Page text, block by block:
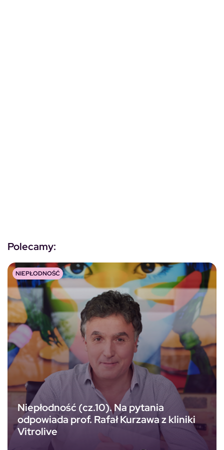
Polecamy:
Niepłodność (cz.10). Na pytania
odpowiada prof. Rafał Kurzawa z kliniki
Vitrolive
NIEPŁODNOŚĆ